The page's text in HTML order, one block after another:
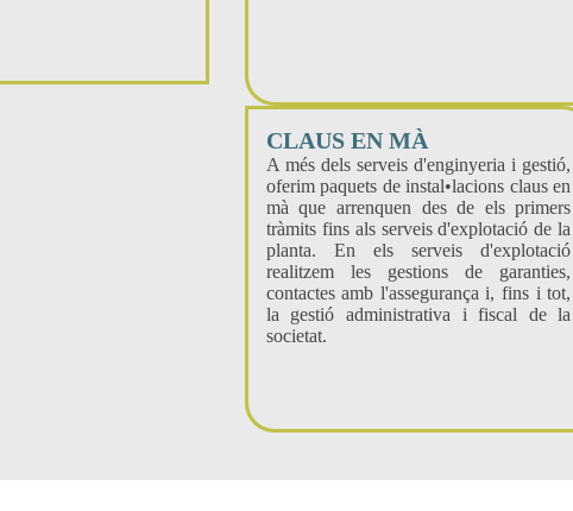
CLAUS EN MÀ
A més dels serveis d'enginyeria i gestió,
oferim paquets de instal•lacions claus en
mà que arrenquen des de els primers
tràmits fins als serveis d'explotació de la
planta. En els serveis d'explotació
realitzem les gestions de garanties,
contactes amb l'assegurança i, fins i tot,
la gestió administrativa i fiscal de la
societat.